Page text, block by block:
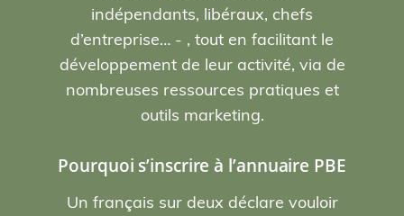
indépendants, libéraux, chefs
d’entreprise… - , tout en facilitant le
développement de leur activité, via de
nombreuses ressources pratiques et
outils marketing.
Pourquoi s’inscrire à l’annuaire PBE
Un français sur deux déclare vouloir